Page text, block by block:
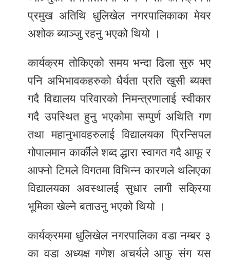
English
प्रमुख अतिथि धुलिखेल नगरपालिकाका मेयर
अशोक ब्याञ्जु रहनु भएको थियो ।
कार्यक्रम तोकिएको समय भन्दा ढिला सुरु भए
पनि अभिभावकहरुको धैर्यता प्रति खुसी ब्यक्त
गदै विद्यालय परिवारको निमन्त्रणालाई स्वीकार
गदै उपस्थित हुनु भएकोमा सम्पुर्ण अथिति गण
तथा महानुभावहरुलाई विद्यालयका प्रिन्सिपल
गोपालमान कार्कीले शब्द द्धारा स्वागत गदै आफू र
आफ्नो टिमले विगतमा विभिन्न कारणले थलिएका
विद्यालयका अवस्थालई सुधार लागी सक्रिया
भूमिका खेल्ने बताउनु भएको थियो ।
कार्यक्रममा धुलिखेल नगरपालिका वडा नम्बर ३
का वडा अध्यक्ष गणेश अचर्यले आफु संग यस